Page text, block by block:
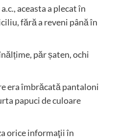
aceasta a plecat în
fără a reveni până în
păr șaten, ochi
era îmbrăcată pantaloni
papuci de culoare
orice informaţii în